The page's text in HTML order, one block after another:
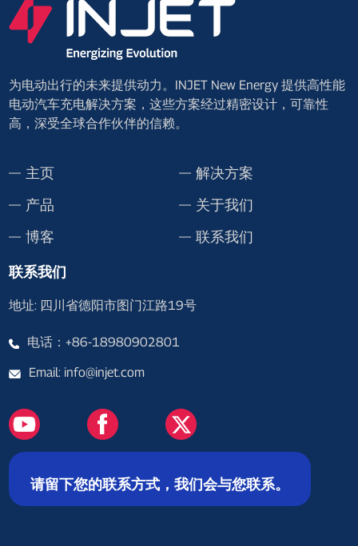
为电动出行的未来提供动力。INJET New Energy 提供高性能
电动汽车充电解决方案，这些方案经过精密设计，可靠性
高，深受全球合作伙伴的信赖。
主页
解决方案
产品
关于我们
博客
联系我们
联系我们
地址: 四川省德阳市图门江路19号
电话：+86-18980902801
Email: info@injet.com
请留下您的联系方式，我们会与您联系。